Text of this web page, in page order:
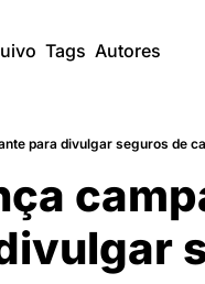
Tags Autores
para divulgar seguros de